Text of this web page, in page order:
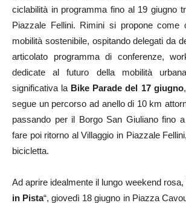
ciclabilità in programma fino al 19 giugno
Piazzale Fellini. Rimini si propone come
mobilità sostenibile, ospitando delegati da
articolato programma di conferenze,
dedicate al futuro della mobilità
significativa la Bike Parade del 17 giugno
segue un percorso ad anello di 10 km
passando per il Borgo San Giuliano fino
fare poi ritorno al Villaggio in Piazzale
bicicletta.
Ad aprire idealmente il lungo weekend rosa,
in Pista“, giovedì 18 giugno in Piazza